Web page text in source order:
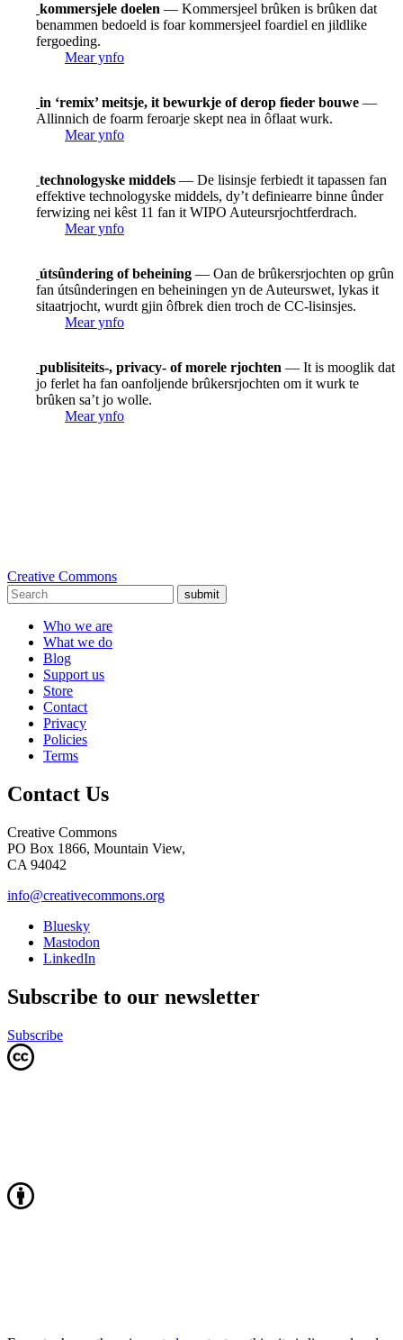
kommersjele doelen — Kommersjeel brûken is brûken dat
benammen bedoeld is foar kommersjeel foardiel en jildlike
fergoeding.
Mear ynfo
in ‘remix’ meitsje, it bewurkje of derop fieder bouwe —
Allinnich de foarm feroarje skept nea in ôflaat wurk.
Mear ynfo
technologyske middels — De lisinsje ferbiedt it tapassen fan
effektive technologyske middels, dy’t definiearre binne ûnder
ferwizing nei kêst 11 fan it WIPO Auteursrjochtferdrach.
Mear ynfo
útsûndering of beheining — Oan de brûkersrjochten op grûn
fan útsûnderingen en beheiningen yn de Auteurswet, lykas it
sitaatrjocht, wurdt gjin ôfbrek dien troch de CC-lisinsjes.
Mear ynfo
publisiteits-, privacy- of morele rjochten — It is mooglik dat
jo ferlet ha fan oanfoljende brûkersrjochten om it wurk te
brûken sa’t jo wolle.
Mear ynfo
Creative Commons
submit
Who we are
What we do
Blog
Support us
Store
Contact
Privacy
Policies
Terms
Contact Us
Creative Commons
PO Box 1866, Mountain View,
CA 94042
info@creativecommons.org
Bluesky
Mastodon
LinkedIn
Subscribe to our newsletter
Subscribe